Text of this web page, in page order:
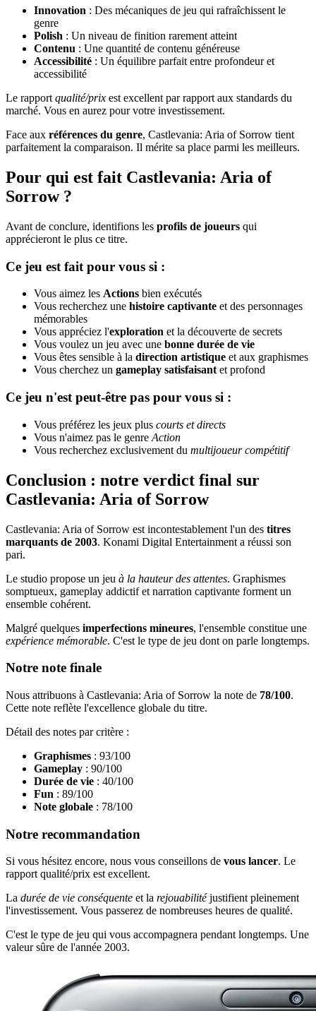
Innovation : Des mécaniques de jeu qui rafraîchissent le
genre
Polish : Un niveau de finition rarement atteint
Contenu : Une quantité de contenu généreuse
Accessibilité : Un équilibre parfait entre profondeur et
accessibilité
Le rapport qualité/prix est excellent par rapport aux standards du
marché. Vous en aurez pour votre investissement.
Face aux références du genre, Castlevania: Aria of Sorrow tient
parfaitement la comparaison. Il mérite sa place parmi les meilleurs.
Pour qui est fait Castlevania: Aria of
Sorrow ?
Avant de conclure, identifions les profils de joueurs qui
apprécieront le plus ce titre.
Ce jeu est fait pour vous si :
Vous aimez les Actions bien exécutés
Vous recherchez une histoire captivante et des personnages
mémorables
Vous appréciez l'exploration et la découverte de secrets
Vous voulez un jeu avec une bonne durée de vie
Vous êtes sensible à la direction artistique et aux graphismes
Vous cherchez un gameplay satisfaisant et profond
Ce jeu n'est peut-être pas pour vous si :
Vous préférez les jeux plus courts et directs
Vous n'aimez pas le genre Action
Vous recherchez exclusivement du multijoueur compétitif
Conclusion : notre verdict final sur
Castlevania: Aria of Sorrow
Castlevania: Aria of Sorrow est incontestablement l'un des titres
marquants de 2003. Konami Digital Entertainment a réussi son
pari.
Le studio propose un jeu à la hauteur des attentes. Graphismes
somptueux, gameplay addictif et narration captivante forment un
ensemble cohérent.
Malgré quelques imperfections mineures, l'ensemble constitue une
expérience mémorable. C'est le type de jeu dont on parle longtemps.
Notre note finale
Nous attribuons à Castlevania: Aria of Sorrow la note de 78/100.
Cette note reflète l'excellence globale du titre.
Détail des notes par critère :
Graphismes : 93/100
Gameplay : 90/100
Durée de vie : 40/100
Fun : 89/100
Note globale : 78/100
Notre recommandation
Si vous hésitez encore, nous vous conseillons de vous lancer. Le
rapport qualité/prix est excellent.
La durée de vie conséquente et la rejouabilitéjustifient pleinement
l'investissement. Vous passerez de nombreuses heures de qualité.
C'est le type de jeu qui vous accompagnera pendant longtemps. Une
valeur sûre de l'année 2003.